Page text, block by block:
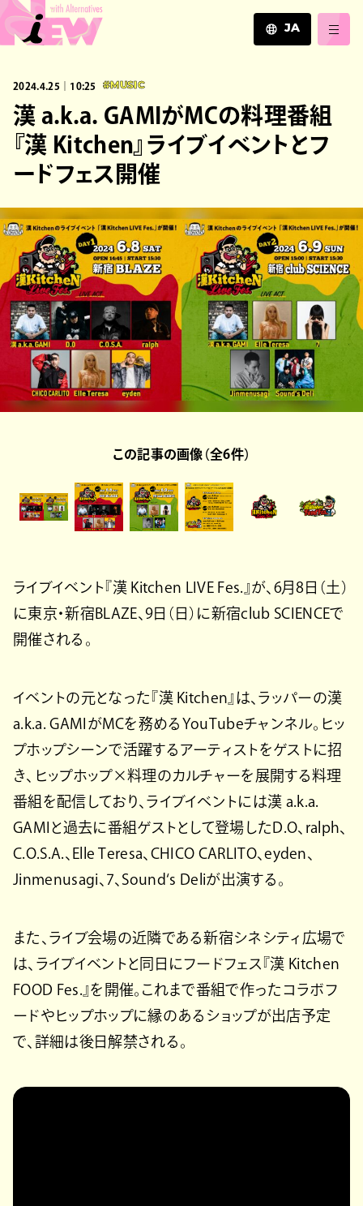
JA
ZH
2024.4.25｜10:25 #MUSIC
漢 a.k.a. GAMIがMCの料理番組
『漢 Kitchen』ライブイベントとフ
ードフェス開催
この記事の画像（全6件）
ライブイベント『漢 Kitchen LIVE Fes.』が、6月8日（土）
に東京・新宿BLAZE、9日（日）に新宿club SCIENCEで
開催される。
イベントの元となった『漢 Kitchen』は、ラッパーの漢
a.k.a. GAMIがMCを務めるYouTubeチャンネル。ヒッ
プホップシーンで活躍するアーティストをゲストに招
き、ヒップホップ×料理のカルチャーを展開する料理
番組を配信しており、ライブイベントには漢 a.k.a.
GAMIと過去に番組ゲストとして登場したD.O、ralph、
C.O.S.A.、Elle Teresa、CHICO CARLITO、eyden、
Jinmenusagi、7、Sound‘s Deliが出演する。
また、ライブ会場の近隣である新宿シネシティ広場で
は、ライブイベントと同日にフードフェス『漢 Kitchen
FOOD Fes.』を開催。これまで番組で作ったコラボフ
ードやヒップホップに縁のあるショップが出店予定
で、詳細は後日解禁される。